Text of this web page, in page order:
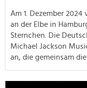
Am 1. Dezember
an der Elbe in
Sternchen. Die
Michael Jackson
an, die gemeinsam